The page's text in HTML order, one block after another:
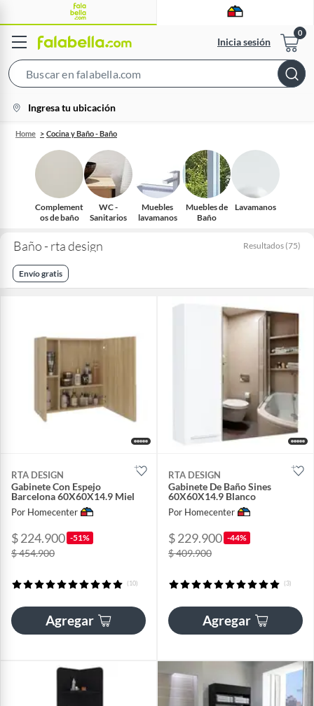
Inicia sesión
Bar
location-
icon
Ingresa tu ubicación
Home Cocina y Baño - Baño
Complement
os de baño
WC -
Sanitarios
Muebles
lavamanos
Muebles de
Baño
Lavamanos
Baño - rta design Resultados (75)
Envío gratis
RTA DESIGN
Gabinete Con Espejo
Barcelona 60X60X14.9 Miel
Por Homecenter
$ 224.900 -51%
$ 454.900
(10)
Agregar
RTA DESIGN
Gabinete De Baño Sines
60X60X14.9 Blanco
Por Homecenter
$ 229.900 -44%
$ 409.900
(3)
Agregar